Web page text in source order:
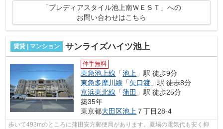
「プレディアスタイル池上南ＷＥＳＴ」への
お問い合わせはこちら
賃貸 | マンション サンライズハイツ池上
仲手無料
東急池上線 「池上 」駅 徒歩9分
東急多摩川線 「矢口渡 」駅 徒歩8分
京浜東北線 「蒲田 」駅 徒歩25分
築35年
東京都大田区池上 ７丁目28-4
歩いて493mのところに蒲田安方郵便局があります。夏場の電気代も安く抑